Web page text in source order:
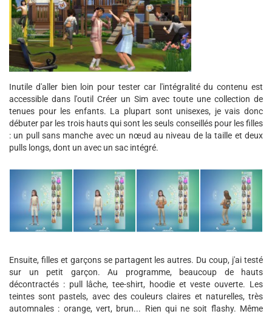
Inutile d'aller bien loin pour tester car l'intégralité du contenu est
accessible dans l'outil Créer un Sim avec toute une collection de
tenues pour les enfants. La plupart sont unisexes, je vais donc
débuter par les trois hauts qui sont les seuls conseillés pour les filles
: un pull sans manche avec un nœud au niveau de la taille et deux
pulls longs, dont un avec un sac intégré.
Ensuite, filles et garçons se partagent les autres. Du coup, j'ai testé
sur un petit garçon. Au programme, beaucoup de hauts
décontractés : pull lâche, tee-shirt, hoodie et veste ouverte. Les
teintes sont pastels, avec des couleurs claires et naturelles, très
automnales : orange, vert, brun... Rien qui ne soit flashy. Même